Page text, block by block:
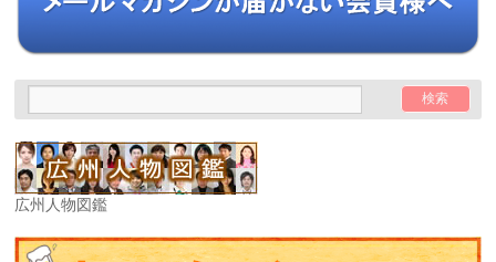
広州人物図鑑